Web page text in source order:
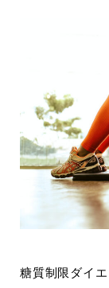
糖質制限ダイ